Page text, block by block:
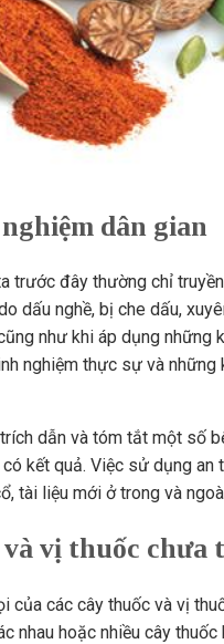
dân gian
trước đây thường chỉ
dấu nghề, bị che dấu,
như khi áp dụng những
nghiệm thực sự và
dẫn và tóm tắt một số
kết quả. Việc sử dụng an
tài liệu mới ở trong và
vị thuốc chưa
các cây thuốc và vị
nhau hoặc nhiều cây